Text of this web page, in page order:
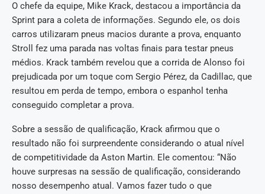
O chefe da equipe, Mike Krack, destacou a importância da
Sprint para a coleta de informações. Segundo ele, os dois
carros utilizaram pneus macios durante a prova, enquanto
Stroll fez uma parada nas voltas finais para testar pneus
médios. Krack também revelou que a corrida de Alonso foi
prejudicada por um toque com Sergio Pérez, da Cadillac, que
resultou em perda de tempo, embora o espanhol tenha
conseguido completar a prova.
Sobre a sessão de qualificação, Krack afirmou que o
resultado não foi surpreendente considerando o atual nível
de competitividade da Aston Martin. Ele comentou: “Não
houve surpresas na sessão de qualificação, considerando
nosso desempenho atual. Vamos fazer tudo o que